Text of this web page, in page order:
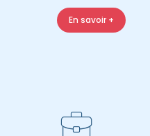
En savoir +